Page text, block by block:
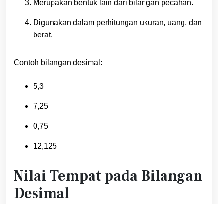
Merupakan bentuk lain dari bilangan pecahan.
Digunakan dalam perhitungan ukuran, uang, dan
berat.
Contoh bilangan desimal:
5,3
7,25
0,75
12,125
Nilai Tempat pada Bilangan
Desimal